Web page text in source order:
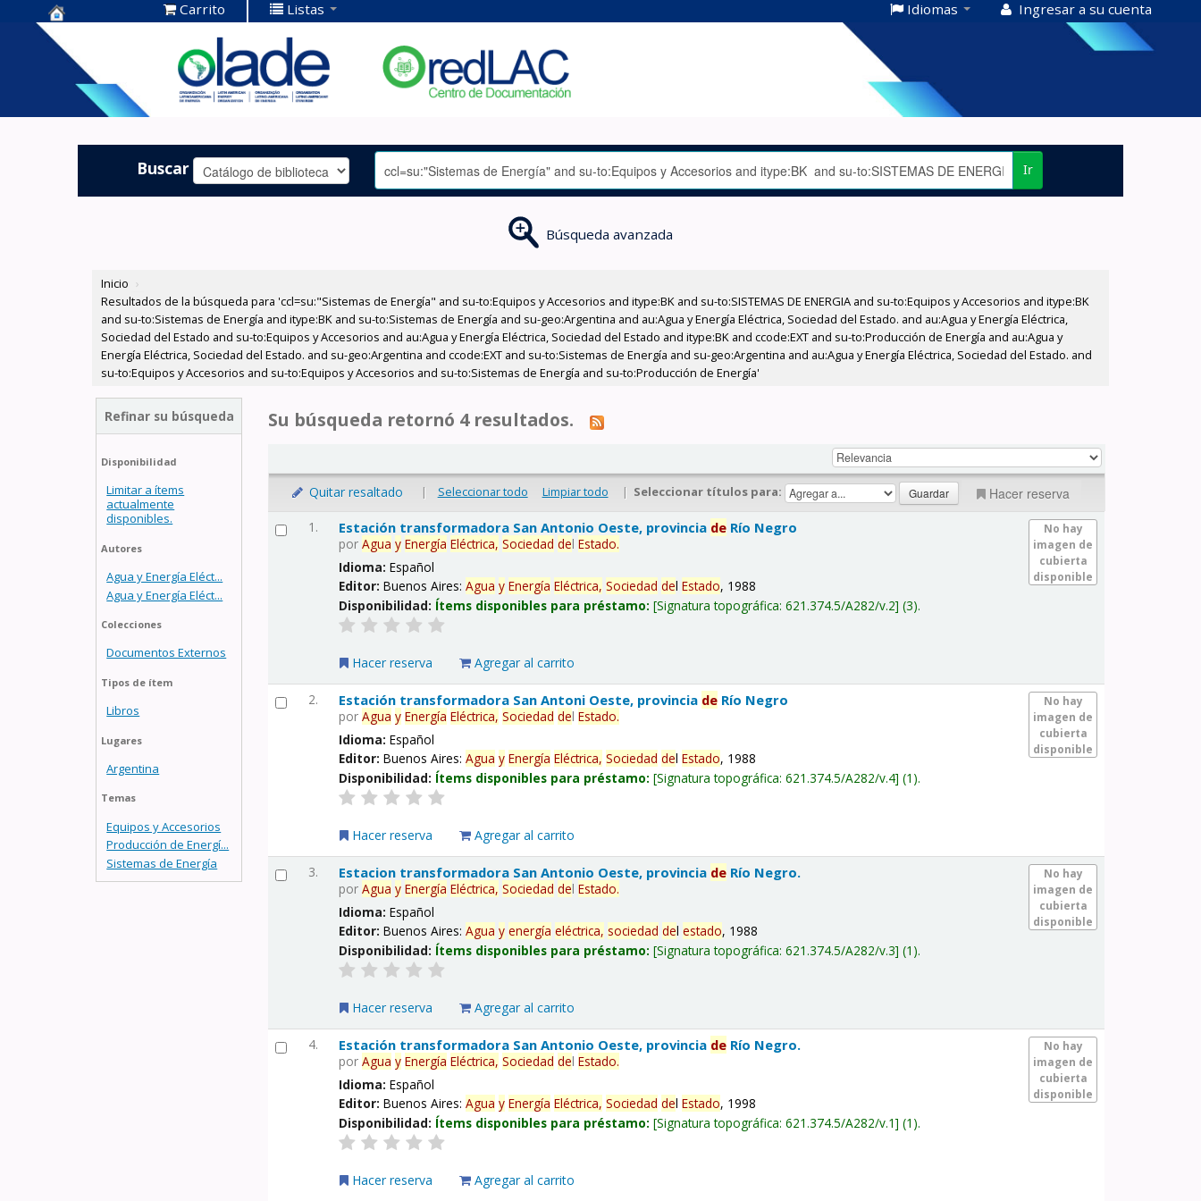
Centro de
Documentación
OLADE -
Carrito Listas Idiomas Ingresar a su cuenta
Buscar Ir
Búsqueda avanzada
Inicio ›
Resultados de la búsqueda para 'ccl=su:"Sistemas de Energía" and su-to:Equipos y Accesorios and itype:BK and su-to:SISTEMAS DE ENERGIA and su-to:Equipos y Accesorios and itype:BK
and su-to:Sistemas de Energía and itype:BK and su-to:Sistemas de Energía and su-geo:Argentina and au:Agua y Energía Eléctrica, Sociedad del Estado. and au:Agua y Energía Eléctrica,
Sociedad del Estado and su-to:Equipos y Accesorios and au:Agua y Energía Eléctrica, Sociedad del Estado and itype:BK and ccode:EXT and su-to:Producción de Energía and au:Agua y
Energía Eléctrica, Sociedad del Estado. and su-geo:Argentina and ccode:EXT and su-to:Sistemas de Energía and su-geo:Argentina and au:Agua y Energía Eléctrica, Sociedad del Estado. and
su-to:Equipos y Accesorios and su-to:Equipos y Accesorios and su-to:Sistemas de Energía and su-to:Producción de Energía'
Refinar su búsqueda
Disponibilidad
Limitar a ítems
actualmente
disponibles.
Autores
Agua y Energía Eléct...
Agua y Energía Eléct...
Colecciones
Documentos Externos
Tipos de ítem
Libros
Lugares
Argentina
Temas
Equipos y Accesorios
Producción de Energí...
Sistemas de Energía
Su búsqueda retornó 4 resultados.
Quitar resaltado | Seleccionar todo Limpiar todo | Seleccionar títulos para: Hacer reserva
1.
No hay
imagen de
cubierta
disponible
Estación transformadora San Antonio Oeste, provincia de Río Negro
porAgua y Energía Eléctrica, Sociedad delEstado.
Idioma:Español
Editor:Buenos Aires:Agua y Energía Eléctrica, Sociedad delEstado, 1988
Disponibilidad: Ítems disponibles para préstamo: Signatura topográfica:621.374.5/A282/v.2 (3).
Hacer reserva Agregar al carrito
2.
No hay
imagen de
cubierta
disponible
Estación transformadora San Antoni Oeste, provincia de Río Negro
porAgua y Energía Eléctrica, Sociedad delEstado.
Idioma:Español
Editor:Buenos Aires:Agua y Energía Eléctrica, Sociedad delEstado, 1988
Disponibilidad: Ítems disponibles para préstamo: Signatura topográfica:621.374.5/A282/v.4 (1).
Hacer reserva Agregar al carrito
3.
No hay
imagen de
cubierta
disponible
Estacion transformadora San Antonio Oeste, provincia de Río Negro.
porAgua y Energía Eléctrica, Sociedad delEstado.
Idioma:Español
Editor:Buenos Aires:Agua y energía eléctrica, sociedad delestado, 1988
Disponibilidad: Ítems disponibles para préstamo: Signatura topográfica:621.374.5/A282/v.3 (1).
Hacer reserva Agregar al carrito
4.
No hay
imagen de
cubierta
disponible
Estación transformadora San Antonio Oeste, provincia de Río Negro.
porAgua y Energía Eléctrica, Sociedad delEstado.
Idioma:Español
Editor:Buenos Aires:Agua y Energía Eléctrica, Sociedad delEstado, 1998
Disponibilidad: Ítems disponibles para préstamo: Signatura topográfica:621.374.5/A282/v.1 (1).
Hacer reserva Agregar al carrito